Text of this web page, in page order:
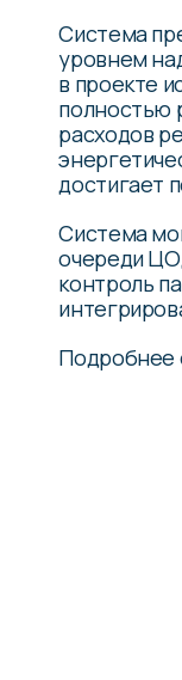
Система
уровнем
в проекте
полностью
расходов
достигает
Система
очереди
контроль
Подробнее